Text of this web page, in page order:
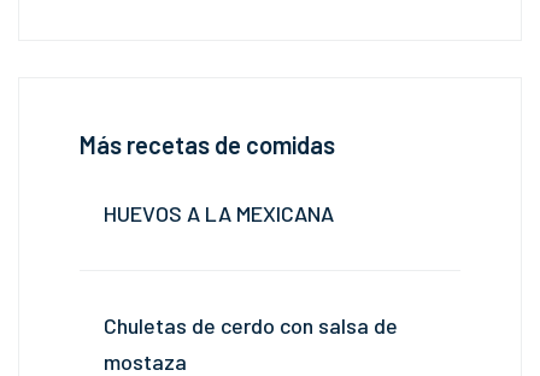
Más recetas de comidas
HUEVOS A LA MEXICANA
Chuletas de cerdo con salsa de
mostaza